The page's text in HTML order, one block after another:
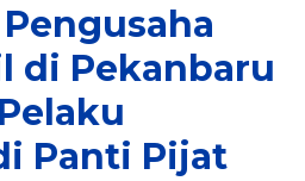
di Pekanbaru
Panti Pijat